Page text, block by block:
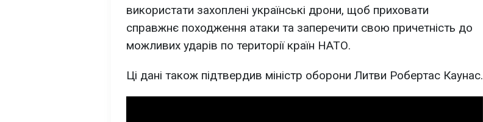
використати захоплені українські дрони, щоб приховати
справжнє походження атаки та заперечити свою причетність до
можливих ударів по території країн НАТО.
Ці дані також підтвердив міністр оборони Литви Робертас Каунас.